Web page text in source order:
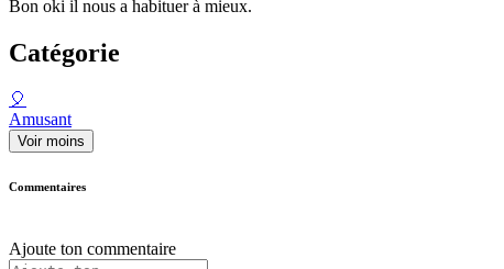
Bon oki il nous a habituer à mieux.
Catégorie
🎈
Amusant
Voir moins
Commentaires
Ajoute ton commentaire